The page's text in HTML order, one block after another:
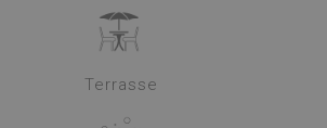
Terrasse